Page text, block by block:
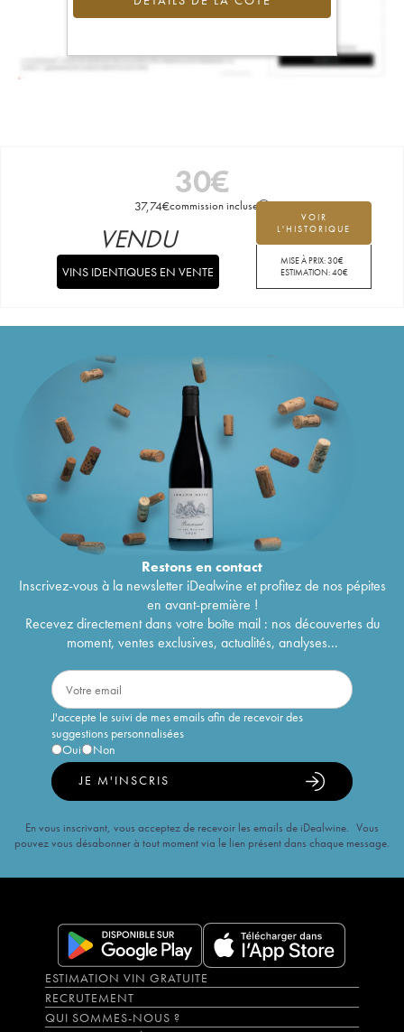
30€
37,74€commission incluse
VOIR
L'HISTORIQUE
MISE À PRIX:30€
ESTIMATION:40€
VENDU
VINS IDENTIQUES EN VENTE
Restons encontact
Inscrivez-vous à la newsletter iDealwine et profitez de nos pépites
en avant-première !
Recevez directement dans votre boîte mail : nos découvertes du
moment, ventes exclusives, actualités, analyses...
J'accepte le suivi de mes emails afin de recevoir des
suggestions personnalisées
Oui
Non
JE M'INSCRIS
En vous inscrivant, vous acceptez de recevoir les emails de iDealwine. Vous
pouvez vous désabonner à tout moment via le lien présent dans chaque message.
ESTIMATION VIN GRATUITE
RECRUTEMENT
QUI SOMMES-NOUS ?